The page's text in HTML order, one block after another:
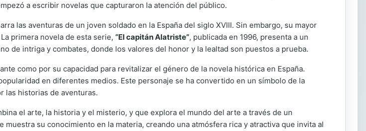
a escribir novelas que capturaron la atención del público.
las aventuras de un joven soldado en la España del siglo XVIII. Sin embargo, su mayor
primera novela de esta serie, “El capitán Alatriste”, publicada en 1996, presenta a un
de intriga y combates, donde los valores del honor y la lealtad son puestos a prueba.
como por su capacidad para revitalizar el género de la novela histórica en España.
en diferentes medios. Este personaje se ha convertido en un símbolo de la
las historias de aventuras.
el arte, la historia y el misterio, y que explora el mundo del arte a través de un
su conocimiento en la materia, creando una atmósfera rica y atractiva que invita al